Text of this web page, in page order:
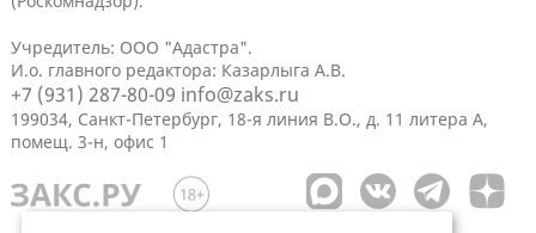
Учредитель: ООО "Адастра".
И.о. главного редактора: Казарлыга А.В.
+7 (931) 287-80-09 info@zaks.ru
199034, Санкт-Петербург, 18-я линия В.О., д. 11 литера А,
помещ. 3-н, офис 1